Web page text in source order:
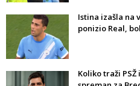
Istina izašla na
ponizio Real,
Koliko traži